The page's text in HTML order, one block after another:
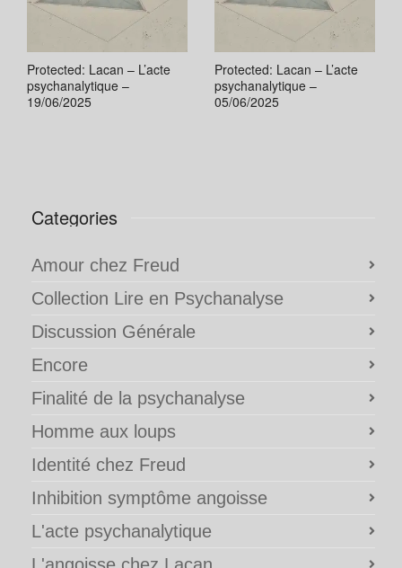
Protected: Lacan – L’acte
psychanalytique –
19/06/2025
Protected: Lacan – L’acte
psychanalytique –
05/06/2025
Categories
Amour chez Freud
Collection Lire en Psychanalyse
Discussion Générale
Encore
Finalité de la psychanalyse
Homme aux loups
Identité chez Freud
Inhibition symptôme angoisse
L'acte psychanalytique
L'angoisse chez Lacan